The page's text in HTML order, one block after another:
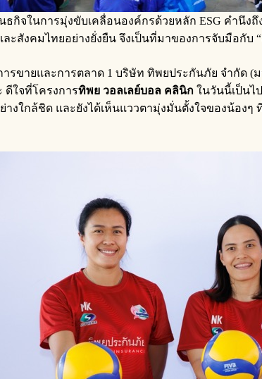
กิจในการมุ่งขับเคลื่อนองค์กรด้วยหลัก ESG คำนึ
ะสังคมไทยอย่างยั่งยืน จึงเป็นที่มาของการจับมือกับ “
รขายและการตลาด 1 บริษัท ทิพยประกันภัย จำกัด (
ใจที่โครงการทิพย วอลเลย์บอล คลินิก ในวันนี้เป็นไ
งใกล้ชิด และยังได้เห็นแววตามุ่งมั่นตั้งใจของน้อง